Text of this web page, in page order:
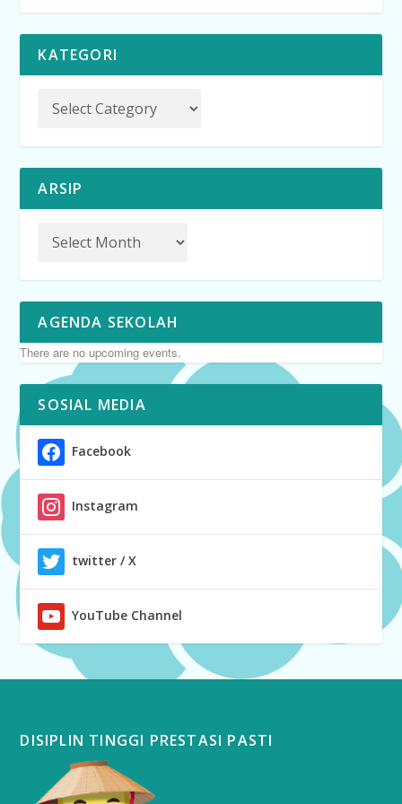
KATEGORI
ARSIP
AGENDA SEKOLAH
There are no upcoming events.
SOSIAL MEDIA
Facebook
Instagram
twitter / X
YouTube Channel
DISIPLIN TINGGI PRESTASI PASTI